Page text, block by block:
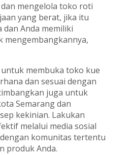
mengelola toko roti
yang berat, jika itu
dan Anda memiliki
mengembangkannya,
membuka toko kue
dan sesuai dengan
juga untuk
Semarang dan
kekinian. Lakukan
melalui media sosial
komunitas tertentu
produk Anda.